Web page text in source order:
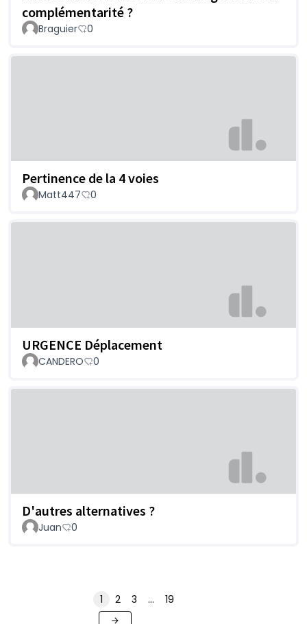
complémentarité ?
Braguier 0
Pertinence de la 4 voies
Matt447 0
URGENCE Déplacement
CANDERO 0
D'autres alternatives ?
Juan 0
1 2 3 … 19